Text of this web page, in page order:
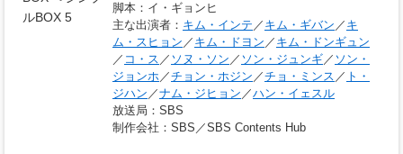
脚本 ：イ・ギョンヒ
主な出演者 ： キム・インテ ／ キム・ギバン ／ キ
ム・スヒョン ／ キム・ドヨン ／ キム・ドンギュン
／ コ・ス ／ ソヌ・ソン ／ ソン・ジュンギ／ ソン・
ジョンホ ／チョン・ホジン ／チョ・ミンス ／ ト・
ジハン ／ナム・ジヒョン ／ハン・イェスル
放送局 ：SBS
制作会社 ：SBS／SBS Contents Hub